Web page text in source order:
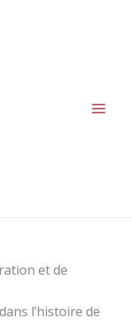
et de
l’histoire de